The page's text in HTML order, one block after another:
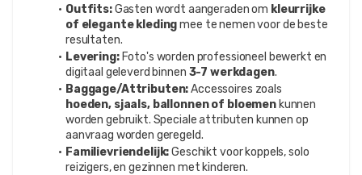
Outfits: Gasten wordt aangeraden om kleurrijke
of elegante kleding mee te nemen voor de beste
resultaten.
Levering: Foto's worden professioneel bewerkt en
digitaal geleverd binnen 3-7 werkdagen.
Baggage/Attributen:
hoeden, sjaals, ballonnen of bloemen kunnen
worden gebruikt. Speciale attributen kunnen op
aanvraag worden geregeld.
Familievriendelijk: Geschikt voor koppels, solo
reizigers, en gezinnen met kinderen.